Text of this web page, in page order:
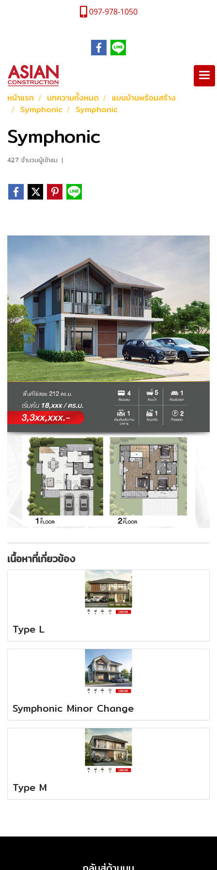
097-978-1050
หน้าแรก บทความทั้งหมด
แบบบ้านพร้อมสร้าง
Symphonic
Symphonic
Symphonic
427 จำนวนผู้เข้าชม |
เนื้อหาที่เกี่ยวข้อง
Type L
Symphonic Minor Change
Type M